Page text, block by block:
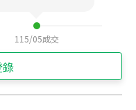
115/05成交